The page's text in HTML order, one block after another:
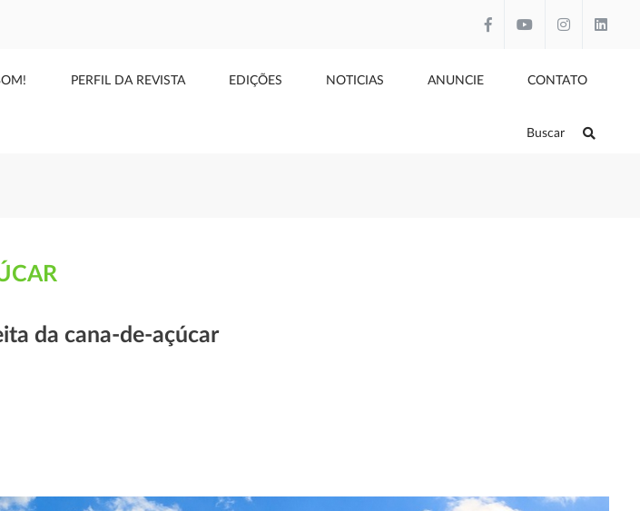
PERFIL DA REVISTA EDIÇÕES NOTICIAS ANUNCIE CONTATO
Buscar
da cana-de-açúcar